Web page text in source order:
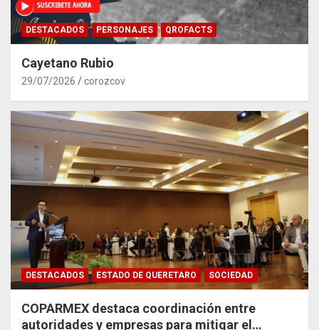
DESTACADOS PERSONAJES QROFACTS
Cayetano Rubio
29/07/2026 corozcov
DESTACADOS ESTADO DE QUERETARO SOCIEDAD
COPARMEX destaca coordinación entre
autoridades y empresas para mitigar el